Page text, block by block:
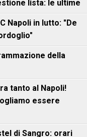
lista: le ultime
Napoli in lutto: "De
della
tanto al Napoli!
essere
di Sangro: orari